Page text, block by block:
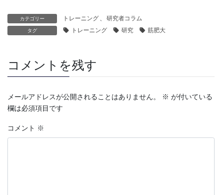
カテゴリー トレーニング 、 研究者コラム
タグ トレーニング 研究 筋肥大
コメントを残す
メールアドレスが公開されることはありません。 ※ が付いている
欄は必須項目です
コメント ※